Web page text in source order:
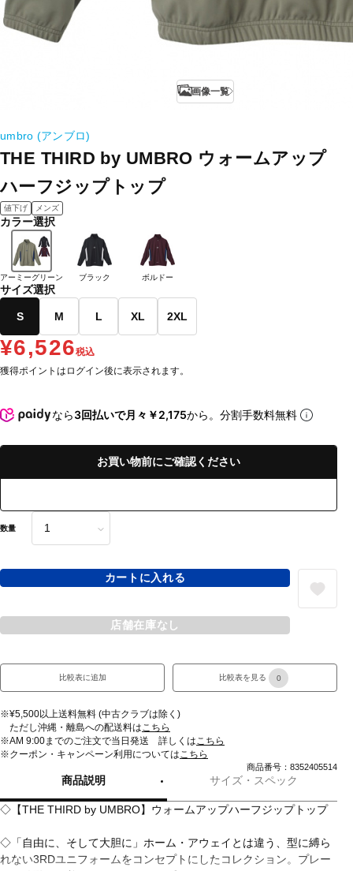
画像一覧
umbro (アンブロ)
THE THIRD by UMBRO ウォームアップ
ハーフジップトップ
値下げ メンズ
カラー選択
アーミーグリーン ブラック ボルドー
サイズ選択
S M L XL 2XL
¥6,526税込
獲得ポイントはログイン後に表示されます。
なら3回払いで月々￥2,175から。分割手数料無料
お買い物前にご確認ください
数量
カートに入れる
店舗在庫なし
比較表に追加 比較表を見る 0
※¥5,500以上送料無料 (中古クラブは除く)
ただし沖縄・離島への配送料はこちら
※AM 9:00までのご注文で当日発送 詳しくはこちら
※クーポン・キャンペーン利用についてはこちら
商品番号：8352405514
商品説明 サイズ・スペック
◇【THE THIRD by UMBRO】ウォームアップハーフジップトップ
◇「自由に、そして大胆に」ホーム・アウェイとは違う、型に縛ら
れない3RDユニフォームをコンセプトにしたコレクション。プレー